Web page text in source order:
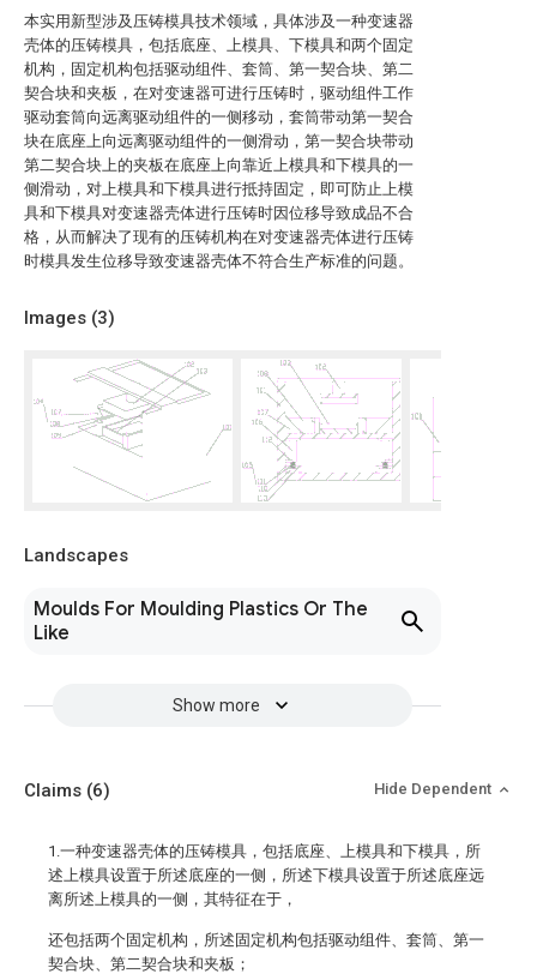
本实用新型涉及压铸模具技术领域，具体涉及一种变速器
壳体的压铸模具，包括底座、上模具、下模具和两个固定
机构，固定机构包括驱动组件、套筒、第一契合块、第二
契合块和夹板，在对变速器可进行压铸时，驱动组件工作
驱动套筒向远离驱动组件的一侧移动，套筒带动第一契合
块在底座上向远离驱动组件的一侧滑动，第一契合块带动
第二契合块上的夹板在底座上向靠近上模具和下模具的一
侧滑动，对上模具和下模具进行抵持固定，即可防止上模
具和下模具对变速器壳体进行压铸时因位移导致成品不合
格，从而解决了现有的压铸机构在对变速器壳体进行压铸
时模具发生位移导致变速器壳体不符合生产标准的问题。
Images (3)
Landscapes
Moulds For Moulding Plastics Or The
Like
Show more
Claims (6) Hide Dependent
1.一种变速器壳体的压铸模具，包括底座、上模具和下模具，所
述上模具设置于所述底座的一侧，所述下模具设置于所述底座远
离所述上模具的一侧，其特征在于，
还包括两个固定机构，所述固定机构包括驱动组件、套筒、第一
契合块、第二契合块和夹板；